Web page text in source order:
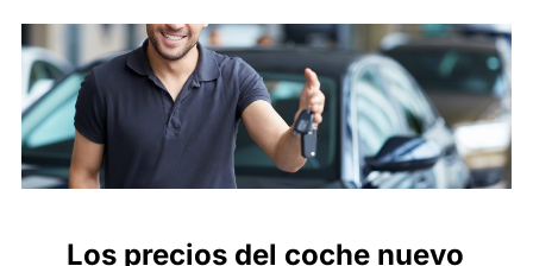
Los precios del coche nuevo